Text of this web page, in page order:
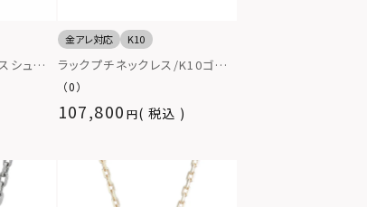
シュー
リア/
金アレ対応 K10
ラックプチネックレス/K10ゴー
ルド
107,800 税込
（0）